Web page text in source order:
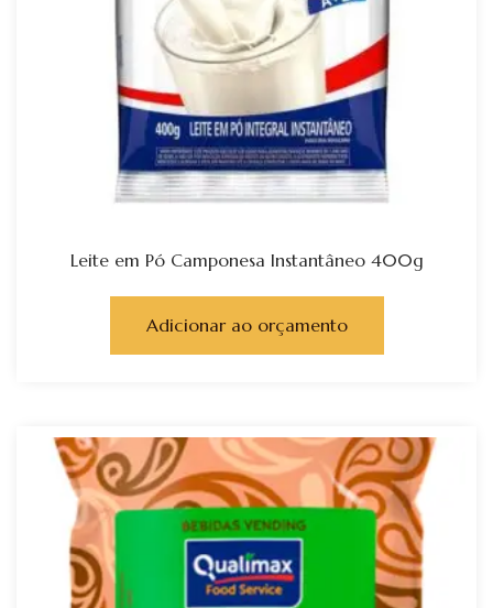
Leite em Pó Camponesa Instantâneo 400g
Adicionar ao orçamento